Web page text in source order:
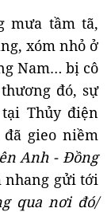
mưa tầm tã,
xóm nhỏ ở
Nam… bị cô
đó, sự
Thủy điện
gieo niềm
Anh - Đồng
nhang gửi tới
qua nơi đó/